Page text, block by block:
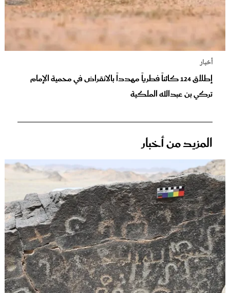
أخبار
إطلاق 124 كائناً فطرياً مهدداً بالانقراض في محمية الإمام
تركي بن عبدالله الملكية
المزيد من أخبار